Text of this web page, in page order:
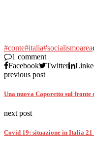
#conte#italia#socialismoarea
1 comment
Facebook
Twitter
previous post
Una nuova Caporetto sul fronte
next post
Covid 19: situazione in Italia 21